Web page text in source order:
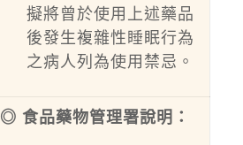
擬將曾於使用上述藥品
後發生複雜性睡眠行為
之病人列為使用禁忌。
◎ 食品藥物管理署說明：